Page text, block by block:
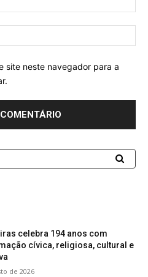
site neste navegador para a
celebra 194 anos com
cívica, religiosa, cultural e
de 2026